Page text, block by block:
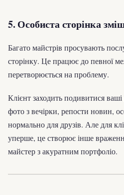
5. Особиста сторінка
Багато майстрів просувають
сторінку. Це працює до певної
перетворюється на проблему.
Клієнт заходить подивитися
фото з вечірки, репости новин,
нормально для друзів. Але для
уперше, це створює інше
майстер з акуратним портфоліо.